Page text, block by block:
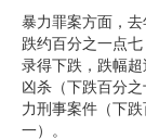
暴力罪案方面，
跌约百分之一点
录得下跌，跌幅超
凶杀（下跌百分
力刑事案件（下
一）。